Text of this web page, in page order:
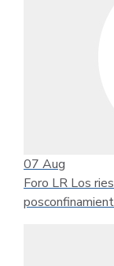
07 Aug
Foro LR Los